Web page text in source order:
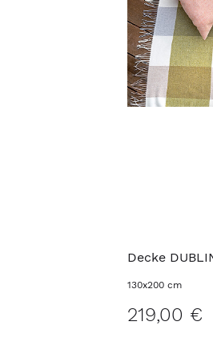
Decke
130x200 cm
219,00 €